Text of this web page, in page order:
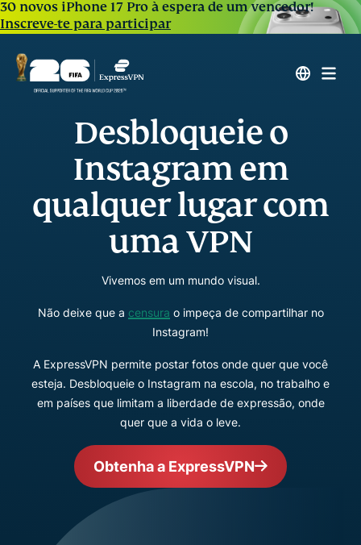
30 novos iPhone 17 Pro à espera de um vencedor!
Inscreve-te para participar
Desbloqueie o
Instagram em
qualquer lugar com
uma VPN
Vivemos em um mundo visual.
Não deixe que a censura o impeça de compartilhar no
Instagram!
A ExpressVPN permite postar fotos onde quer que você
esteja. Desbloqueie o Instagram na escola, no trabalho e
em países que limitam a liberdade de expressão, onde
quer que a vida o leve.
Obtenha a ExpressVPN